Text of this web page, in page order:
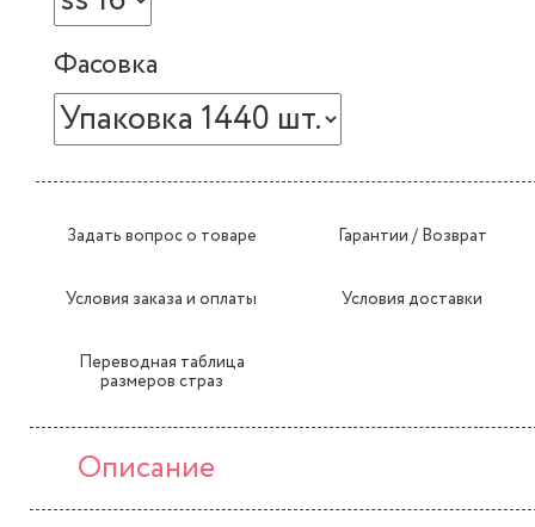
Фасовка
Задать вопрос о товаре Гарантии / Возврат
Условия заказа и оплаты Условия доставки
Переводная таблица
размеров страз
Описание